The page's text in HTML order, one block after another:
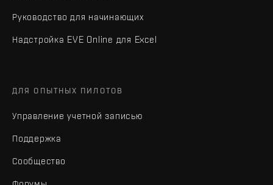
Руководство для начинающих
Надстройка EVE Online для Excel
ДЛЯ ОПЫТНЫХ ПИЛОТОВ
Управление учетной записью
Поддержка
Сообщество